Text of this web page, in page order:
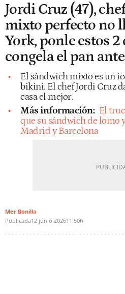
Jordi Cruz (47),
mixto perfecto no
York, ponle estos 2
congela el pan
El sándwich mixto es un
bikini. El chef Jordi Cruz
casa el mejor.
Más información: El
que su sándwich de lomo
Madrid y Barcelona
Mer Bonilla
Publicada12 junio 202611:50h